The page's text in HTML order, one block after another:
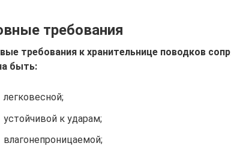
требования
требования к хранительнице поводков
быть:
легковесной;
устойчивой к ударам;
влагонепроницаемой;